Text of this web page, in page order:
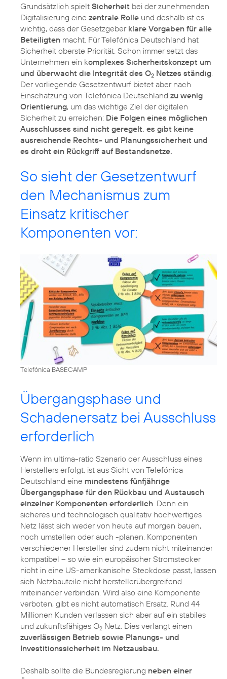
Grundsätzlich spielt Sicherheit bei der zunehmenden
Digitalisierung eine zentrale Rolle und deshalb ist es
wichtig, dass der Gesetzgeber klare Vorgaben für alle
Beteiligten macht. Für Telefónica Deutschland hat
Sicherheit oberste Priorität. Schon immer setzt das
Unternehmen ein komplexes Sicherheitskonzept um
und überwacht die Integrität des O2 Netzes ständig
Der vorliegende Gesetzentwurf bietet aber nach
Einschätzung von Telefónica Deutschland zu wenig
Orientierung, um das wichtige Ziel der digitalen
Sicherheit zu erreichen: Die Folgen eines möglichen
Ausschlusses sind nicht geregelt, es gibt keine
ausreichende Rechts- und Planungssicherheit und
es droht ein Rückgriff auf Bestandsnetze.
So sieht der Gesetzentwurf
den Mechanismus zum
Einsatz kritischer
Komponenten vor:
Telefónica BASECAMP
Übergangsphase und
Schadenersatz bei Ausschluss
erforderlich
Wenn im ultima-ratio Szenario der Ausschluss eines
Herstellers erfolgt, ist aus Sicht von Telefónica
Deutschland eine mindestens fünfjährige
Übergangsphase für den Rückbau und Austausch
einzelner Komponenten erforderlich. Denn ein
sicheres und technologisch qualitativ hochwertiges
Netz lässt sich weder von heute auf morgen bauen,
noch umstellen oder auch -planen. Komponenten
verschiedener Hersteller sind zudem nicht miteinander
kompatibel – so wie ein europäischer Stromstecker
nicht in eine US-amerikanische Steckdose passt, lassen
sich Netzbauteile nicht herstellerübergreifend
miteinander verbinden. Wird also eine Komponente
verboten, gibt es nicht automatisch Ersatz. Rund 44
Millionen Kunden verlassen sich aber auf ein stabiles
und zukunftsfähiges O2 Netz. Dies verlangt einen
zuverlässigen Betrieb sowie Planungs- und
Investitionssicherheit im Netzausbau.
Deshalb sollte die Bundesregierung neben einer